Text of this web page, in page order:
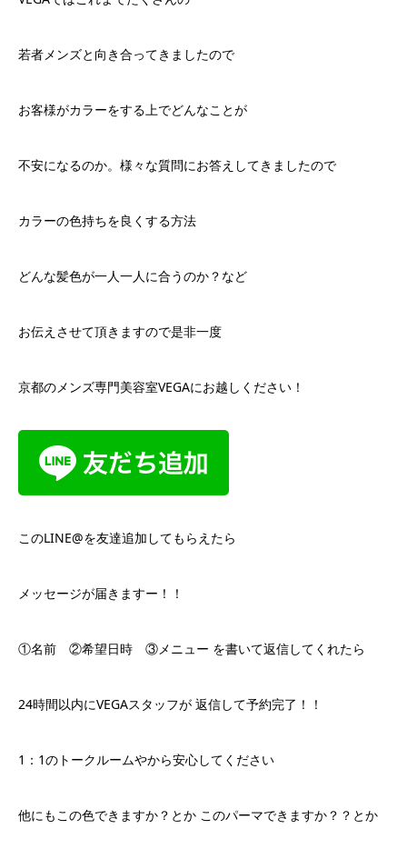
若者メンズと向き合ってきましたので
お客様がカラーをする上でどんなことが
不安になるのか。様々な質問にお答えしてきましたので
カラーの色持ちを良くする方法
どんな髪色が一人一人に合うのか？など
お伝えさせて頂きますので是非一度
京都のメンズ専門美容室VEGAにお越しください！
このLINE@を友達追加してもらえたら
メッセージが届きますー！！
①名前 ②希望日時 ③メニュー を書いて返信してくれたら
24時間以内にVEGAスタッフが 返信して予約完了！！
1：1のトークルームやから安心してください
他にもこの色できますか？とか このパーマできますか？？とか